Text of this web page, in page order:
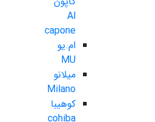
Al
capone
ام.یو
MU
میلانو
Milano
کوهیبا
cohiba